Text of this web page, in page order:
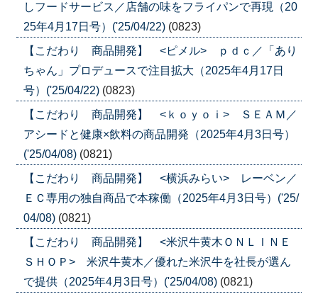
しフードサービス／店舗の味をフライパンで再現（20
25年4月17日号）('25/04/22) (0823)
【こだわり 商品開発】 <ピメル> ｐｄｃ／「あり
ちゃん」プロデュースで注目拡大（2025年4月17日
号）('25/04/22) (0823)
【こだわり 商品開発】 <ｋｏｙｏｉ> ＳＥＡＭ／
アシードと健康×飲料の商品開発（2025年4月3日号）
('25/04/08) (0821)
【こだわり 商品開発】 <横浜みらい> レーベン／
ＥＣ専用の独自商品で本稼働（2025年4月3日号）('25/
04/08) (0821)
【こだわり 商品開発】 <米沢牛黄木ＯＮＬＩＮＥ
ＳＨＯＰ> 米沢牛黄木／優れた米沢牛を社長が選ん
で提供（2025年4月3日号）('25/04/08) (0821)